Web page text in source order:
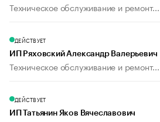
Техническое обслуживание и ремонт...
ДЕЙСТВУЕТ
ИП Ряховский Александр Валерьевич
Техническое обслуживание и ремонт...
ДЕЙСТВУЕТ
ИП Татьянин Яков Вячеславович